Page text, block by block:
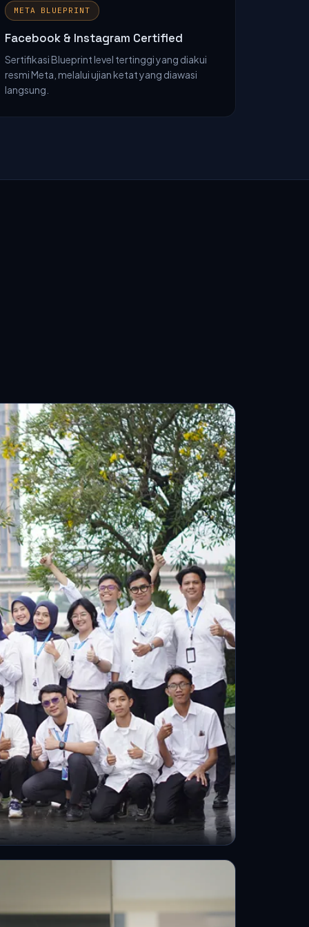
META BLUEPRINT
Facebook & Instagram Certified
Sertifikasi Blueprint level tertinggi yang diakui
resmi Meta, melalui ujian ketat yang diawasi
langsung.